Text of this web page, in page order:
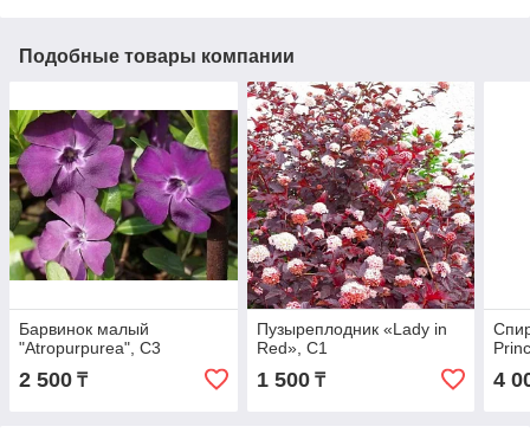
Подобные товары компании
Барвинок малый
"Atropurpurea", С3
2 500 ₸
Пузыреплодник «Lady in
Red», С1
1 500₸ 4